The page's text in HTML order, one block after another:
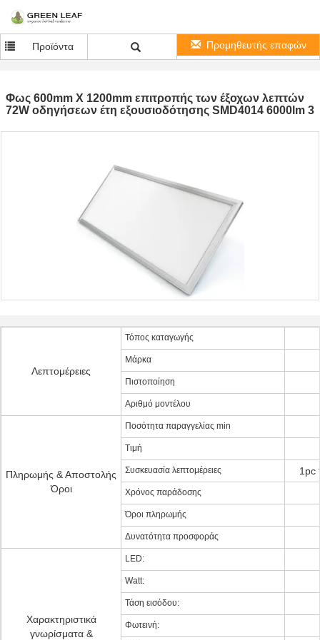
Προϊόντα Προμηθευτής επαφών
Φως 600mm X 1200mm επιτροπής των έξοχων λεπτών
72W οδηγήσεων έτη εξουσιοδότησης SMD4014 6000lm 3
Λεπτομέρειες
Τόπος καταγωγής
Μάρκα
Πιστοποίηση
Αριθμό μοντέλου
Πληρωμής & Αποστολής
Όροι
Ποσότητα παραγγελίας min
Τιμή
Συσκευασία λεπτομέρειες 1pc
Χρόνος παράδοσης
Όροι πληρωμής
Δυνατότητα προσφοράς
Χαρακτηριστικά
γνωρίσματα &
LED:
Watt:
Τάση εισόδου:
Φωτεινή: